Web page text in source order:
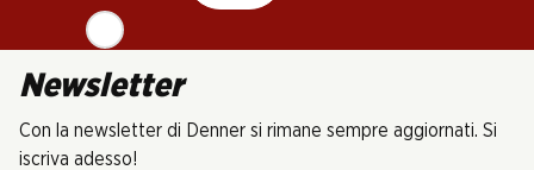
Newsletter
Con la newsletter di Denner si rimane sempre aggiornati. Si
iscriva adesso!